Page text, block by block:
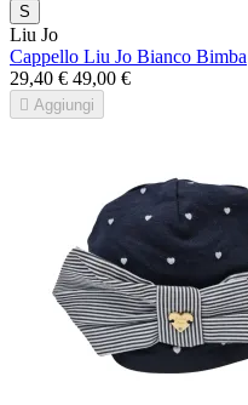
S
Liu Jo
Cappello Liu Jo Bianco Bimba
29,40 € 49,00 €
 Aggiungi